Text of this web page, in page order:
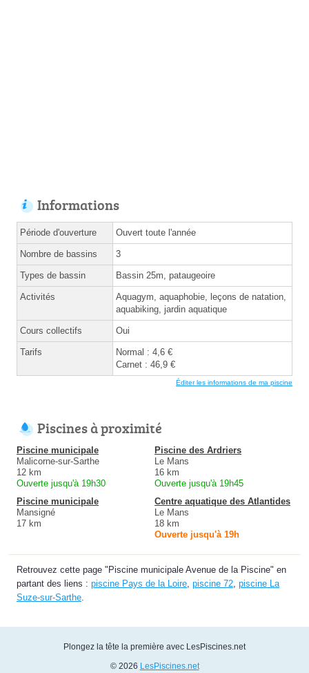
Informations
Période d'ouverture Ouvert toute l'année
Nombre de bassins 3
Types de bassin Bassin 25m, pataugeoire
Activités
Aquagym, aquaphobie, leçons de natation,
aquabiking, jardin aquatique
Cours collectifs Oui
Tarifs
Normal : 4,6 €
Carnet : 46,9 €
Éditer les informations de ma piscine
Piscines à proximité
Piscine municipale
Malicorne-sur-Sarthe
12 km
Ouverte jusqu'à 19h30
Piscine des Ardriers
Le Mans
16 km
Ouverte jusqu'à 19h45
Piscine municipale
Mansigné
17 km
Centre aquatique des Atlantides
Le Mans
18 km
Ouverte jusqu'à 19h
Retrouvez cette page "Piscine municipale Avenue de la Piscine" en
partant des liens : piscine Pays de la Loire piscine 72 piscine La
Suze-sur-Sarthe
Plongez la tête la première avec LesPiscines.net
© 2026 LesPiscines.net